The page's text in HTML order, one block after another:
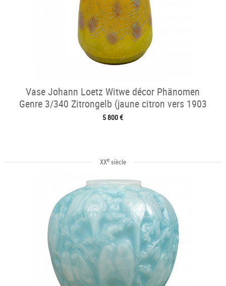
Vase Johann Loetz Witwe décor Phänomen
Genre 3/340 Zitrongelb (jaune citron vers 1903
5 800 €
XXesiècle